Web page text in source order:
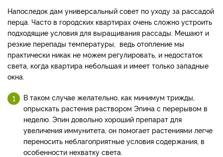
Напоследок дам универсальный совет по уходу за рассадой
перца. Часто в городских квартирах очень сложно устроить
подходящие условия для выращивания рассады. Мешают и
резкие перепады температуры, ведь отопление мы
практически никак не можем регулировать, и недостаток
света, когда квартира небольшая и имеет только западные
окна.
В таком случае желательно, как минимум трижды,
опрыскать растения раствором Эпина с перерывом в
неделю. Эпин довольно хороший препарат для
увеличения иммунитета, он помогает растениями легче
переносить неблагоприятные условия содержания, в
особенности нехватку света.